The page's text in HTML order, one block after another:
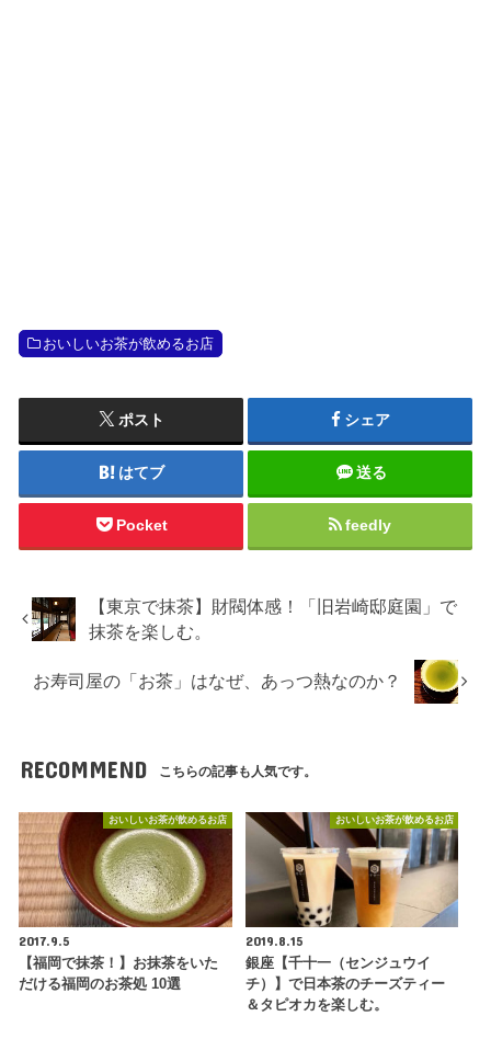
おいしいお茶が飲めるお店
ポスト シェア
はてブ 送る
Pocket feedly
【東京で抹茶】財閥体感！「旧岩崎邸庭園」で
抹茶を楽しむ。
お寿司屋の「お茶」はなぜ、あっつ熱なのか？
RECOMMEND こちらの記事も人気です。
おいしいお茶が飲めるお店
2017.9.5
【福岡で抹茶！】お抹茶をいた
だける福岡のお茶処 10選
おいしいお茶が飲めるお店
2019.8.15
銀座【千十一（センジュウイ
チ）】で日本茶のチーズティー
＆タピオカを楽しむ。